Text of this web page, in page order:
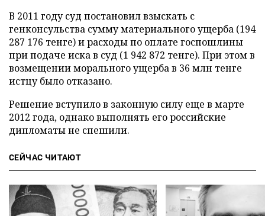
В 2011 году суд постановил взыскать с
генконсульства сумму материального ущерба (194
287 176 тенге) и расходы по оплате госпошлины
при подаче иска в суд (1 942 872 тенге). При этом в
возмещении морального ущерба в 36 млн тенге
истцу было отказано.
Решение вступило в законную силу еще в марте
2012 года, однако выполнять его российские
дипломаты не спешили.
СЕЙЧАС ЧИТАЮТ